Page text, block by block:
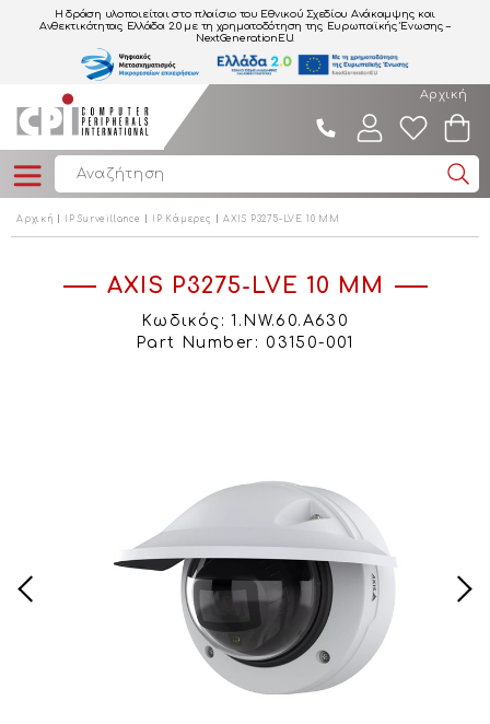
Η δράση υλοποιείται στο πλαίσιο του Εθνικού Σχεδίου Ανάκαμψης και
Ανθεκτικότητας Ελλάδα 2.0με τη χρηματοδότηση της Ευρωπαϊκής Ένωσης –
NextGenerationEU.
Αρχική
Αρχική IP Surveillance IP Κάμερες AXIS P3275-LVE 10 MM
AXIS P3275-LVE 10 MM
Κωδικός: 1.NW.60.A630
Part Number: 03150-001